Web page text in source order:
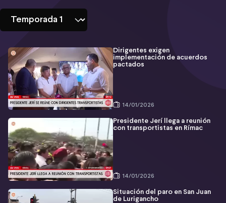
de
transportistas:
noticias
Temporada
Dirigentes exigen
implementación de acuerdos
pactados
14/01/2026
Presidente Jerí llega a reunión
con transportistas en Rímac
14/01/2026
Situación del paro en San Juan
de Lurigancho